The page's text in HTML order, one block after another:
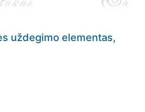
uždegimo elementas,